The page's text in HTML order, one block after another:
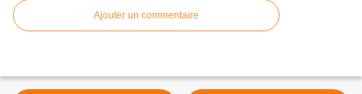
Ajouter un commentaire